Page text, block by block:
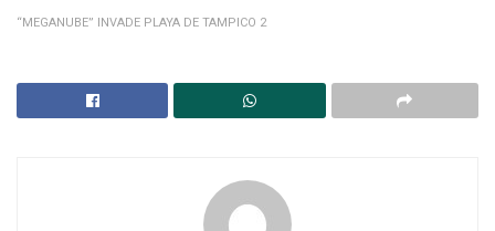
“MEGANUBE” INVADE PLAYA DE TAMPICO 2